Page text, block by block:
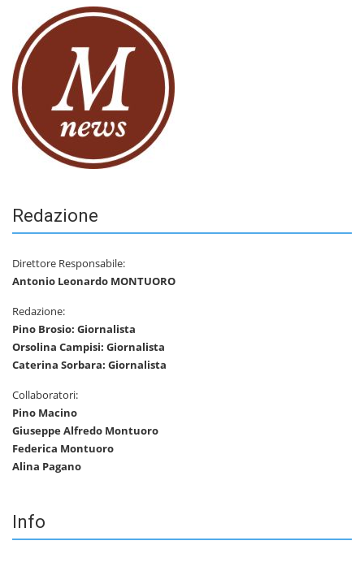
Redazione
Direttore Responsabile:
Antonio Leonardo MONTUORO
Redazione:
Pino Brosio: Giornalista
Orsolina Campisi: Giornalista
Caterina Sorbara: Giornalista
Collaboratori:
Pino Macino
Giuseppe Alfredo Montuoro
Federica Montuoro
Alina Pagano
Info